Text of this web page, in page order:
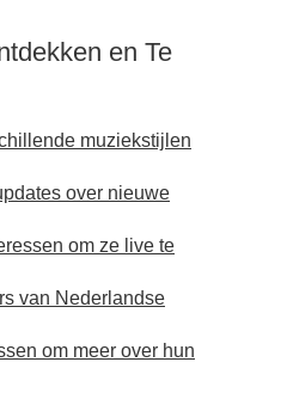
en Te
muziekstijlen
over nieuwe
om ze live te
van Nederlandse
om meer over hun